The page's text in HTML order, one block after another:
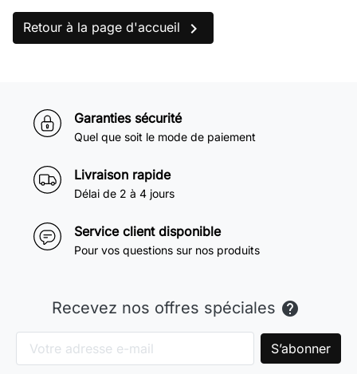
Retour à la page d'accueil 
Garanties sécurité
Quel que soit le mode de paiement
Livraison rapide
Délai de 2 à 4 jours
Service client disponible
Pour vos questions sur nos produits
Recevez nos offres spéciales 